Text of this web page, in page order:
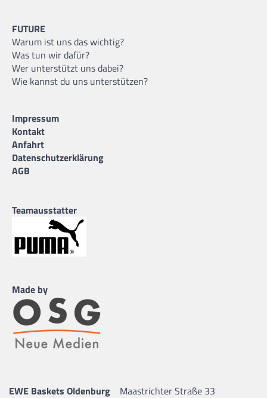
FUTURE
Warum ist uns das wichtig?
Was tun wir dafür?
Wer unterstützt uns dabei?
Wie kannst du uns unterstützen?
Impressum
Kontakt
Anfahrt
Datenschutzerklärung
AGB
Teamausstatter
Made by
EWE Baskets Oldenburg
Maastrichter Straße 33